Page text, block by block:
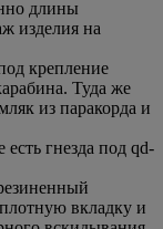
длины
изделия на
крепление
Туда же
из паракорда и
есть гнезда под qd-
вкладку и